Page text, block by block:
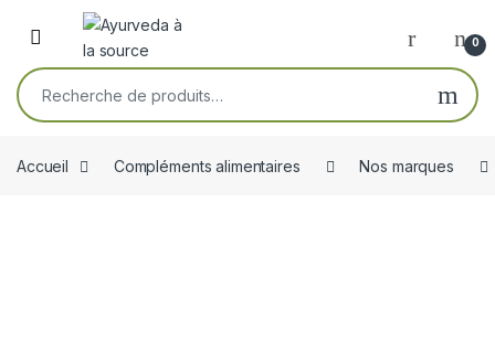
Skip to navigation
Skip to content
Open 0
Recherche pour :
Accueil Compléments alimentaires Nos marques